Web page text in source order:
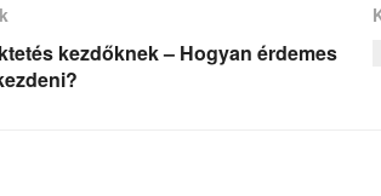
kezdőknek – Hogyan érdemes